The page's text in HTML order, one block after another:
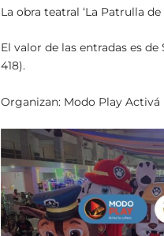
La obra teatral ‘La Patrulla
El valor de las entradas es
418).
Organizan: Modo Play